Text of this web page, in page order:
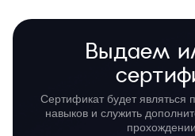
Выдаем
Сертификат будет
навыков и служить